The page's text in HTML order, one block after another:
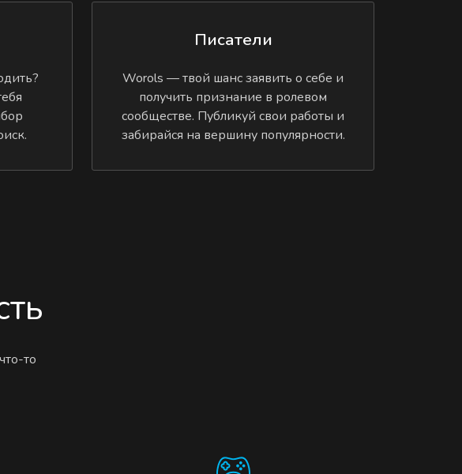
Писатели
Worols — твой шанс заявить о себе и
получить признание в ролевом
сообществе. Публикуй свои работы и
забирайся на вершину популярности.
то